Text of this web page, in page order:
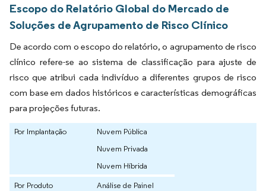
Escopo do Relatório Global do Mercado de
Soluções de Agrupamento de Risco Clínico
De acordo com o escopo do relatório, o agrupamento de risco
clínico refere-se ao sistema de classificação para ajuste de
risco que atribui cada indivíduo a diferentes grupos de risco
com base em dados históricos e características demográficas
para projeções futuras.
Por Implantação
Nuvem Pública
Nuvem Privada
Nuvem Híbrida
Por Produto
Análise de Painel